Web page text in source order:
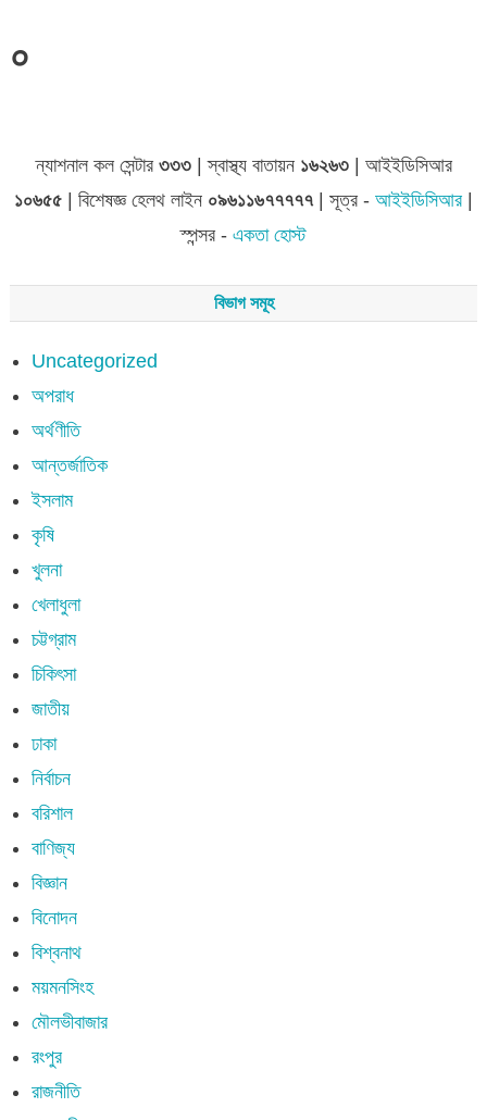
০
ন্যাশনাল কল সেন্টার ৩৩৩| স্বাস্থ্য বাতায়ন ১৬২৬৩| আইইডিসিআর
১০৬৫৫ | বিশেষজ্ঞ হেলথ লাইন ০৯৬১১৬৭৭৭৭৭| সূত্র - আইইডিসিআর|
স্পন্সর - একতা হোস্ট
বিভাগ সমূহ
Uncategorized
অপরাধ
অর্থণীতি
আন্তর্জাতিক
ইসলাম
কৃষি
খুলনা
খেলাধুলা
চট্টগ্রাম
চিকিৎসা
জাতীয়
ঢাকা
নির্বাচন
বরিশাল
বাণিজ্য
বিজ্ঞান
বিনোদন
বিশ্বনাথ
ময়মনসিংহ
মৌলভীবাজার
রংপুর
রাজনীতি